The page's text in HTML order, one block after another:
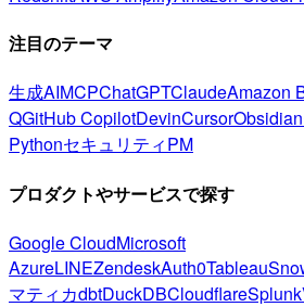
注目のテーマ
生成AIMCPChatGPTClaudeAmazon
QGitHub CopilotDevinCursorObsidian
PythonセキュリティPM
プロダクトやサービスで探す
Google CloudMicrosoft
AzureLINEZendeskAuth0Tableau
マティカdbtDuckDBCloudflareSplunk